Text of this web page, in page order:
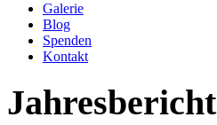
Galerie
Blog
Spenden
Kontakt
Jahresbericht